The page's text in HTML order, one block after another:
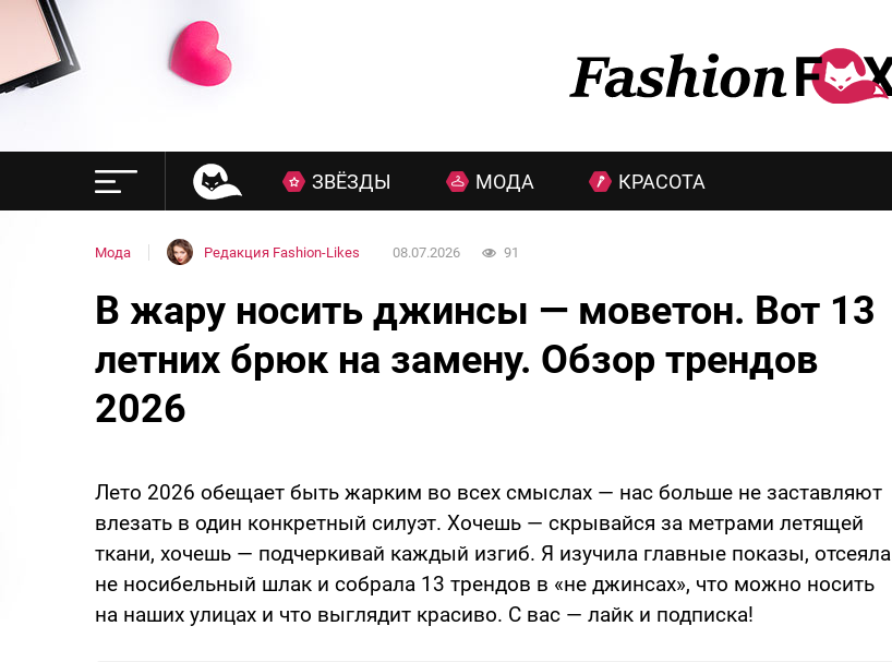
ЗВЁЗДЫ МОДА КРАСОТА
Мода Редакция Fashion-Likes 08.07.2026 91
В жару носить джинсы — моветон. Вот 13
летних брюк на замену. Обзор трендов
2026
Лето 2026 обещает быть жарким во всех смыслах — нас больше не заставляют
влезать в один конкретный силуэт. Хочешь — скрывайся за метрами летящей
ткани, хочешь — подчеркивай каждый изгиб. Я изучила главные показы, отсеяла
не носибельный шлак и собрала 13 трендов в «не джинсах», что можно носить
на наших улицах и что выглядит красиво. С вас — лайк и подписка!